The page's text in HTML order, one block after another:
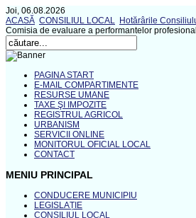
Joi, 06.08.2026
ACASĂ CONSILIUL LOCAL Hotărârile
Comisia de evaluare a performantelor
PAGINA START
E-MAIL COMPARTIMENTE
RESURSE UMANE
TAXE ŞI IMPOZITE
REGISTRUL AGRICOL
URBANISM
SERVICII ONLINE
MONITORUL OFICIAL LOCAL
CONTACT
MENIU PRINCIPAL
CONDUCERE MUNICIPIU
LEGISLAȚIE
CONSILIUL LOCAL